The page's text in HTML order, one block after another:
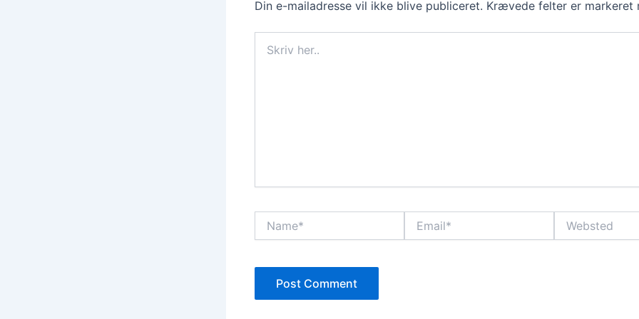
Din e-mailadresse vil ikke blive publiceret. Krævede felter er markeret
her..